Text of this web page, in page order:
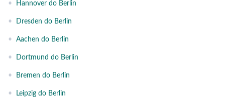
• Hannover do Berlin
• Dresden do Berlin
• Aachen do Berlin
• Dortmund do Berlin
• Bremen do Berlin
• Leipzig do Berlin